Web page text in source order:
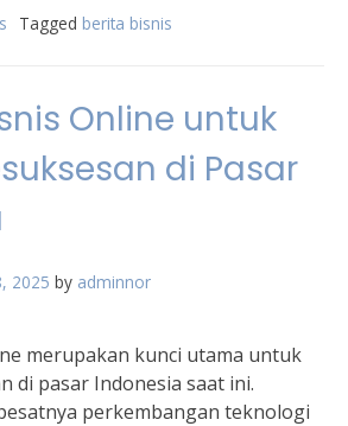
Tagged berita bisnis
Online untuk
di Pasar
2025 by adminnor
merupakan kunci utama untuk
di pasar Indonesia saat ini.
perkembangan teknologi